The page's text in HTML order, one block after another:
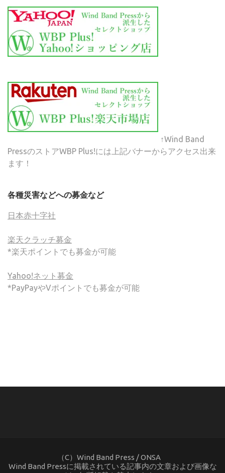
↑Wind Band
PressのストアWBP Plus!には上記バナーからアクセス出来
ます！
各種災害などへの募金など
日本赤十字社
楽天クラッチ募金
*楽天ポイントでも募金が可能
Yahoo!ネット募金
*PayPayやVポイントでも募金が可能
（C）Wind Band Press / ONSA
Wind Band Pressに掲載されている記事内の文章および画像な